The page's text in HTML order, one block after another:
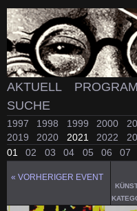
AKTUELL
SUCHE
1997 1998 1999 2000
2019
2020 2021 2022
01
02 03 04 05 06 07
« VORHERIGER EVENT